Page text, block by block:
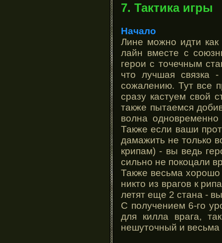
7. Тактика игры
Начало
Лине можно идти как
лайн вместе с
герои с точечным
что лучшая связка
сожалению. Тут все
сразу кастуем свой
также пытаемся
волна
Также если ваши
дамажить не только
крипам) - вы ведь
сильно не покоцали
Также весьма
никто из врагов к
летят еще 2 стана -
С получением 6-го
для килла врага,
нешуточный и